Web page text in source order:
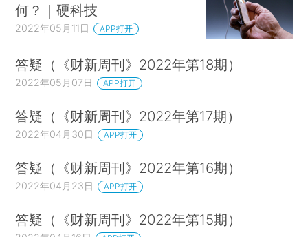
何？｜硬科技
2022年05月11日 APP打开
答疑（《财新周刊》2022年第18期）
2022年05月07日 APP打开
答疑（《财新周刊》2022年第17期）
2022年04月30日 APP打开
答疑（《财新周刊》2022年第16期）
2022年04月23日 APP打开
答疑（《财新周刊》2022年第15期）